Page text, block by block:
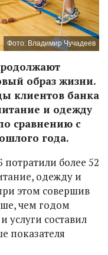
Фото: Владимир Чучадеев
образ жизни.
клиентов банка
и одежду
сравнению с
года.
более 52
одежду и
этом совершив
чем годом
услуги составил
показателя